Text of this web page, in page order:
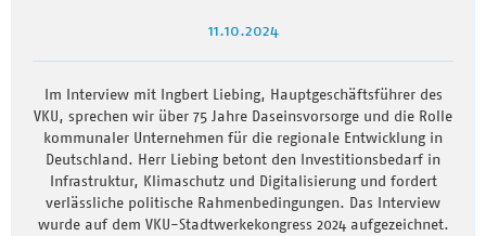
11.10.2024
Im Interview mit Ingbert Liebing, Hauptgeschäftsführer des
VKU, sprechen wir über 75 Jahre Daseinsvorsorge und die Rolle
kommunaler Unternehmen für die regionale Entwicklung in
Deutschland. Herr Liebing betont den Investitionsbedarf in
Infrastruktur, Klimaschutz und Digitalisierung und fordert
verlässliche politische Rahmenbedingungen. Das Interview
wurde auf dem VKU-Stadtwerkekongress 2024 aufgezeichnet.